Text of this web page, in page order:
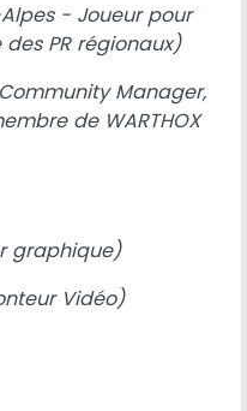
- Joueur pour
PR régionaux)
Manager,
de WARTHOX
graphique)
Vidéo)